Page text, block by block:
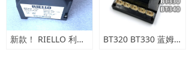
新款！ RIELLO 利雅路 油气两用燃烧器程控器 RFGO1000 BT320 BT330 蓝姆泰克（LAMTEC）燃烧控制系统